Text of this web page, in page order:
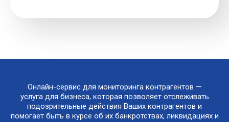
Онлайн-сервис для мониторинга контрагентов —
услуга для бизнеса, которая позволяет отслеживать
подозрительные действия Ваших контрагентов и
помогает быть в курсе об их банкротствах, ликвидациях и